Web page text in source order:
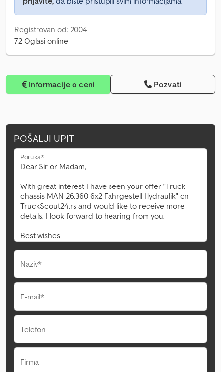
Registrovan od: 2004
72 Oglasi online
Informacije o ceni Pozvati
POŠALJI UPIT
Poruka*
Naziv*
E-mail*
Telefon
Firma